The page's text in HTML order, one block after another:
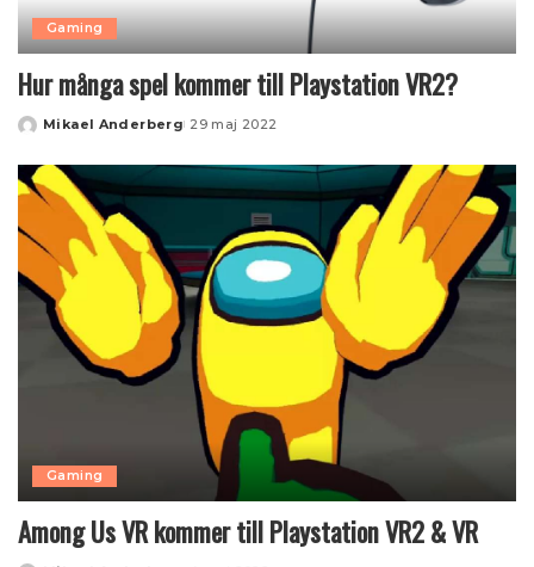
Gaming
Hur många spel kommer till Playstation VR2?
Posted
Mikael Anderberg 29 maj 2022
Gaming
Among Us VR kommer till Playstation VR2 & VR